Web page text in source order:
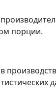
порции.